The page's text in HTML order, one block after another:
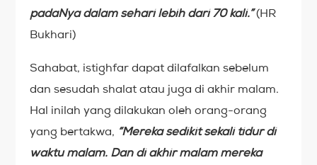
padaNya dalam sehari lebih dari 70 kali.”(HR
Bukhari)
Sahabat, istighfar dapat dilafalkan sebelum
dan sesudah shalat atau juga di akhir malam.
Hal inilah yang dilakukan oleh orang-orang
yang bertakwa, “Mereka sedikit sekali tidur di
waktu malam. Dan di akhir malam mereka